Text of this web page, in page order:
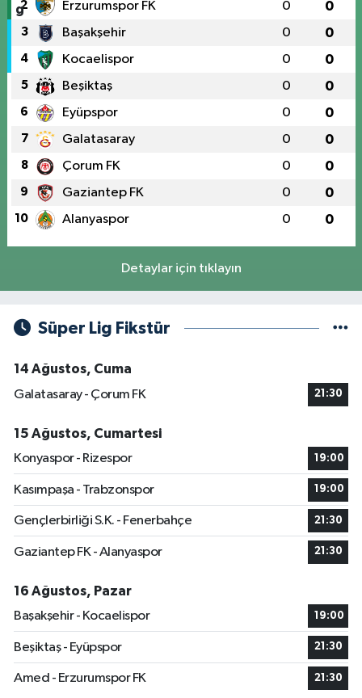
2 Erzurumspor FK 0 0
3 Başakşehir 0 0
4 Kocaelispor 0 0
5 Beşiktaş 0 0
6 Eyüpspor 0 0
7 Galatasaray 0 0
8 Çorum FK 0 0
9 Gaziantep FK 0 0
10 Alanyaspor 0 0
Detaylar için tıklayın
Süper Lig Fikstür
14 Ağustos, Cuma
Galatasaray - Çorum FK
21:30
15 Ağustos, Cumartesi
Konyaspor - Rizespor
19:00
Kasımpaşa - Trabzonspor 19:00
Gençlerbirliği S.K. - Fenerbahçe 21:30
Gaziantep FK - Alanyaspor 21:30
16 Ağustos, Pazar
Başakşehir - Kocaelispor
19:00
Beşiktaş - Eyüpspor 21:30
Amed - Erzurumspor FK 21:30